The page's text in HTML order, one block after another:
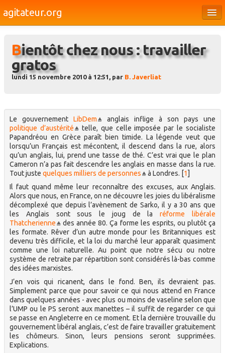
agitateur.org
Bourges & le Cher
Société
Médias
Dossiers
Brèves
Bientôt chez nous : travailler
gratos
lundi 15 novembre 2010 à 12:51, par B. Javerliat
Le gouvernement LibDem
anglais inflige à son pays une
politique d’austérité
telle, que celle imposée par le socialiste
Papandréou en Grèce paraît bien timide. La légende veut que
lorsqu’un Français est mécontent, il descend dans la rue, alors
qu’un anglais, lui, prend une tasse de thé. C’est vrai que le plan
Cameron n’a pas fait descendre les anglais en masse dans la rue.
Tout juste quelques milliers de personnes à Londres. [1]
Il faut quand même leur reconnaître des excuses, aux Anglais.
Alors que nous, en France, on ne découvre les joies du libéralisme
décomplexé que depuis l’avènement de Sarko, il y a 30 ans que
les Anglais sont sous le joug de laréforme libérale
Thatcherienne
des année 80. Ça forme les esprits, ou plutôt ça
les formate. Rêver d’un autre monde pour les Britanniques est
devenu très difficile, et la loi du marché leur apparaît quasiment
comme une loi naturelle. Au point que notre sécu ou notre
système de retraite par répartition sont considérés là-bas comme
des idées marxistes.
J’en vois qui ricanent, dans le fond. Ben, ils devraient pas.
Simplement parce que pour savoir ce qui nous attend en France
dans quelques années - avec plus ou moins de vaseline selon que
l’UMP ou le PS seront aux manettes – il suffit de regarder ce qui
se passe en Angleterre en ce moment. Et la dernière trouvaille du
gouvernement libéral anglais, c’est de faire travailler gratuitement
les chômeurs. Sinon, leurs pensions seront supprimées.
Explications.